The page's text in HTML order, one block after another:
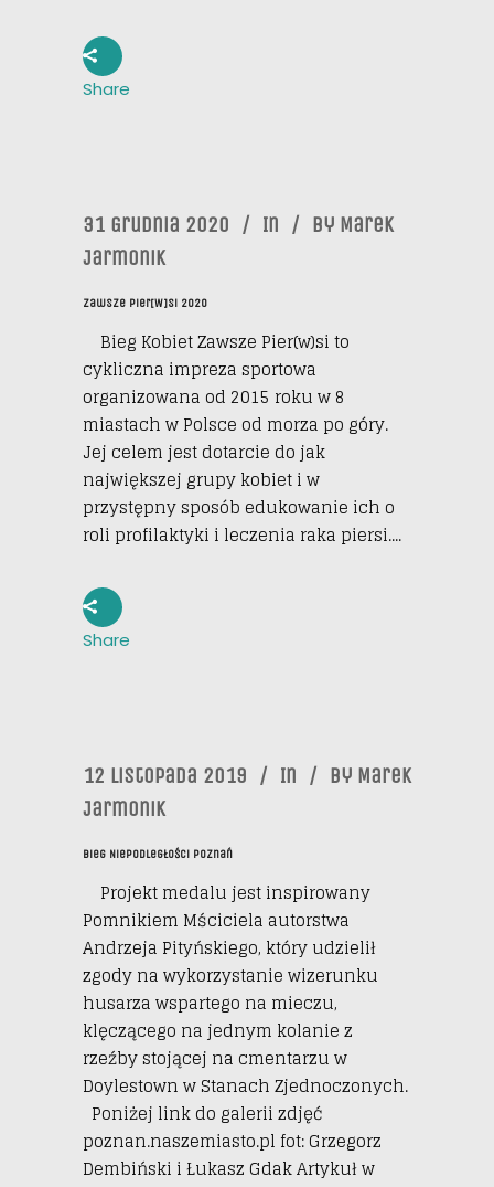
Share
31 Grudnia 2020 In By Marek
Jarmonik
Zawsze Pier[w]si 2020
Bieg Kobiet Zawsze Pier(w)si to
cykliczna impreza sportowa
organizowana od 2015 roku w 8
miastach w Polsce od morza po góry.
Jej celem jest dotarcie do jak
największej grupy kobiet i w
przystępny sposób edukowanie ich o
roli profilaktyki i leczenia raka piersi....
Share
12 Listopada 2019 In By Marek
Jarmonik
Bieg Niepodległości Poznań
Projekt medalu jest inspirowany
Pomnikiem Mściciela autorstwa
Andrzeja Pityńskiego, który udzielił
zgody na wykorzystanie wizerunku
husarza wspartego na mieczu,
klęczącego na jednym kolanie z
rzeźby stojącej na cmentarzu w
Doylestown w Stanach Zjednoczonych.
Poniżej link do galerii zdjęć
poznan.naszemiasto.pl fot: Grzegorz
Dembiński i Łukasz Gdak Artykuł w